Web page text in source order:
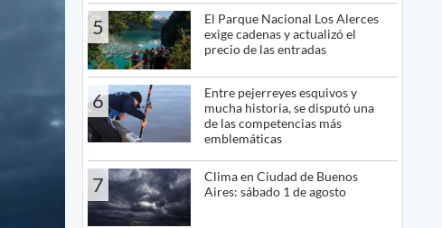
5
El Parque Nacional Los Alerces
exige cadenas y actualizó el
precio de las entradas
6
Entre pejerreyes esquivos y
mucha historia, se disputó una
de las competencias más
emblemáticas
7
Clima en Ciudad de Buenos
Aires: sábado 1 de agosto